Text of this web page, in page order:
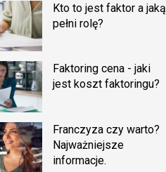
Kto to jest faktor a jaką
pełni rolę?
Faktoring cena - jaki
jest koszt faktoringu?
Franczyza czy warto?
Najważniejsze
informacje.